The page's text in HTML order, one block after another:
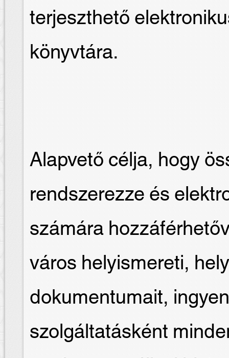
terjeszthető
könyvtára.
Alapvető célja, hogy
rendszerezze és
számára
város helyismereti,
dokumentumait,
szolgáltatásként